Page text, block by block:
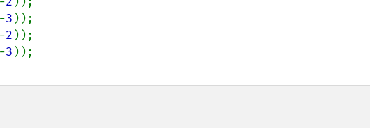
3
2
3